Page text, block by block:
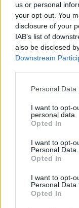
us or personal
your opt-out. You
disclosure of your
IAB’s list of
also be disclosed
Downstream
Please note that
not limited to your
grant or deny
use your data for
consent section.
Personal
I want to opt-
personal data.
Opted In
I want to opt-
Personal Data.
Opted In
I want to opt-
Personal Data
Opted In
Αν τα χάσατε
Χρυσός σε
οικονομικές